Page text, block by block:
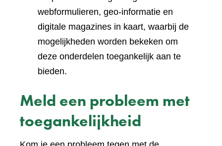
webformulieren, geo-informatie en
digitale magazines in kaart, waarbij de
mogelijkheden worden bekeken om
deze onderdelen toegankelijk aan te
bieden.
Meld een probleem met
toegankelijkheid